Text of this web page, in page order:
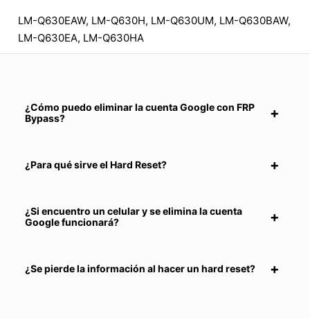
LM-Q630EAW, LM-Q630H, LM-Q630UM, LM-Q630BAW,
LM-Q630EA, LM-Q630HA
¿Cómo puedo eliminar la cuenta Google con FRP
Bypass?
¿Para qué sirve el Hard Reset?
¿Si encuentro un celular y se elimina la cuenta
Google funcionará?
¿Se pierde la información al hacer un hard reset?